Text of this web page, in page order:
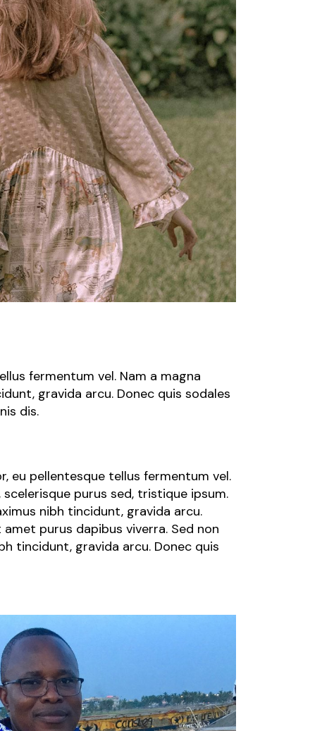
fermentum vel. Nam a magna
gravida arcu. Donec quis sodales
dis.
eu pellentesque tellus fermentum vel.
purus sed, tristique ipsum.
nibh tincidunt, gravida arcu.
purus dapibus viverra. Sed non
tincidunt, gravida arcu. Donec quis